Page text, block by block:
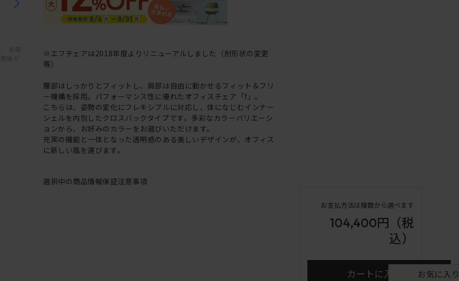
お使
味が
※エフチェアは2018年度よりリニューアルしました（肘形状の変更
等）
腰部はしっかりとフィットし、肩部は自由に動かせるフィット＆フリ
ー機構を採用。パフォーマンス性に優れたオフィスチェア「f」。
こちらは、姿勢の変化にフレキシブルに対応し、体になじむインナー
シェルを内包したクロスバックタイプです。多彩なカラーバリエーシ
ョンから、お好みのカラーをお選びいただけます。
充実の機能と一体となった透明感のある美しいデザインが、オフィス
に新しい風を運びます。
選択中の商品情報保証注意事項
お支払方法は複数から選べます
104,400円 （税
込）
カートに入れる お気に入